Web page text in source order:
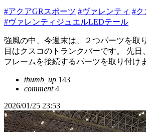
#アクアGRスポーツ #ヴァレンティ #
#ヴァレンティジュエルLEDテール
強風の中、今週末は、２つパーツを取
目はクスコのトランクバーです。 先
フレームを接続するパーツを取り付け
thumb_up 143
comment4
2026/01/25 23:53